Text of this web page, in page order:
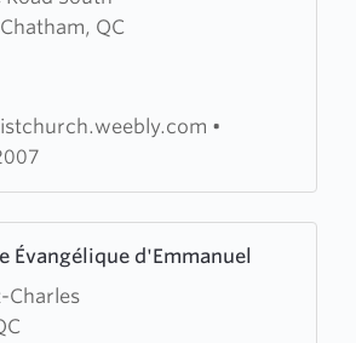
QC
•
Évangélique d'Emmanuel
Charles